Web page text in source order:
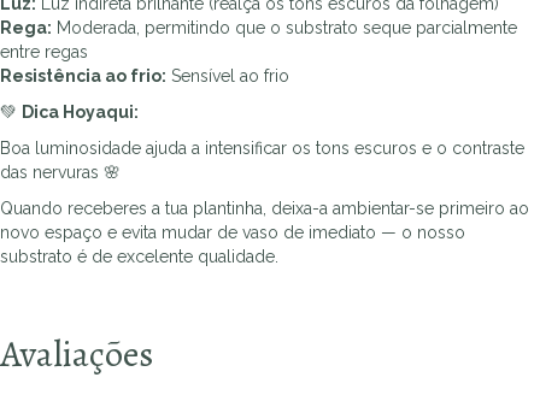
Luz: Luz indireta brilhante (realça os tons escuros da folhagem)
Rega: Moderada, permitindo que o substrato seque parcialmente
entre regas
Resistência ao frio: Sensível ao frio
💚 Dica Hoyaqui:
Boa luminosidade ajuda a intensificar os tons escuros e o contraste
das nervuras 🌸
Quando receberes a tua plantinha, deixa-a ambientar-se primeiro ao
novo espaço e evita mudar de vaso de imediato — o nosso
substrato é de excelente qualidade.
Avaliações